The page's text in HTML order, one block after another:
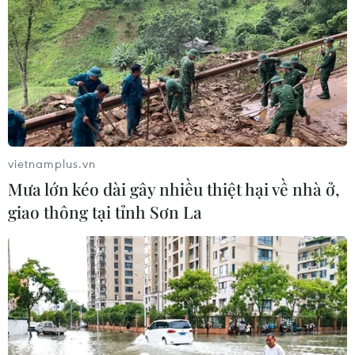
Nói "Không" với thuốc lá để bảo vệ môi
trường sống của chúng ta
31/05/2022 07:05
Thuốc lá không chỉ là "kẻ giết người thầm lặng," gây ra
vietnamplus.vn
Mưa lớn kéo dài gây nhiều thiệt hại về nhà ở,
giao thông tại tỉnh Sơn La